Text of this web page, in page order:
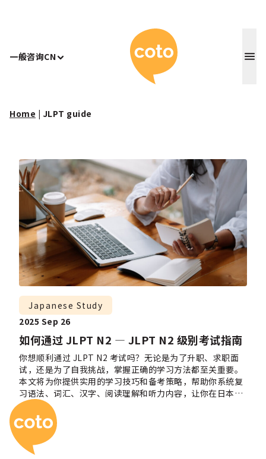
一般咨询CN Coto 日本
Home | JLPT guide
如何通过 JLPT N2 — JLPT N2 级别考试指南
Japanese Study
2025 Sep 26
你想顺利通过 JLPT N2 考试吗？无论是为了升职、求职面
试，还是为了自我挑战，掌握正确的学习方法都至关重要。
本文将为你提供实用的学习技巧和备考策略，帮助你系统复
习语法、词汇、汉字、阅读理解和听力内容，让你在日本
JLPT N2 考试中自信应对、轻松取得理想成绩！
Coto 日本语学校